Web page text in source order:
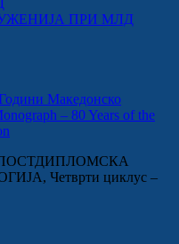
ПРИ МЛД
Македонско
– 80 Years of the
Четврти циклус –